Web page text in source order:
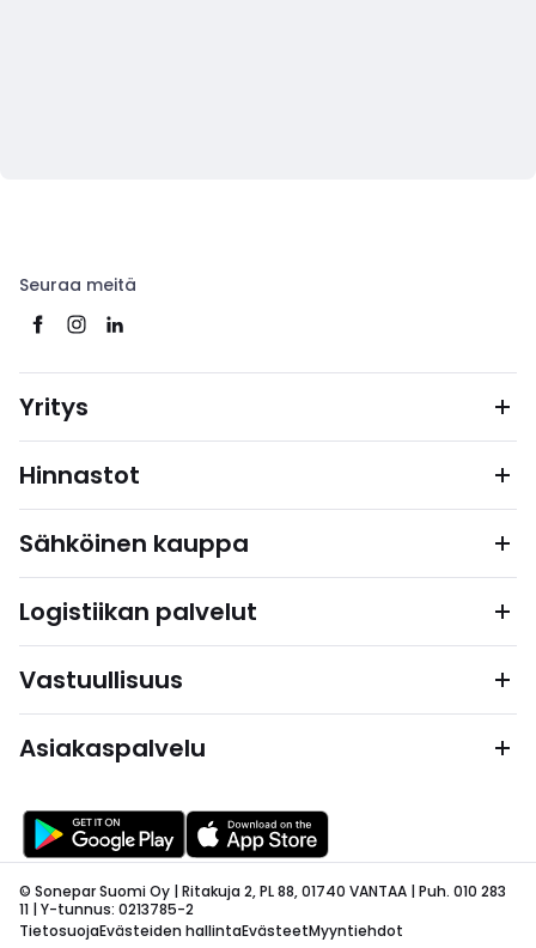
Seuraa meitä
Yritys
Hinnastot
Sähköinen kauppa
Logistiikan palvelut
Vastuullisuus
Asiakaspalvelu
© Sonepar Suomi Oy | Ritakuja 2, PL 88, 01740 VANTAA | Puh. 010 283
11 | Y-tunnus: 0213785-2
TietosuojaEvästeiden hallintaEvästeetMyyntiehdot